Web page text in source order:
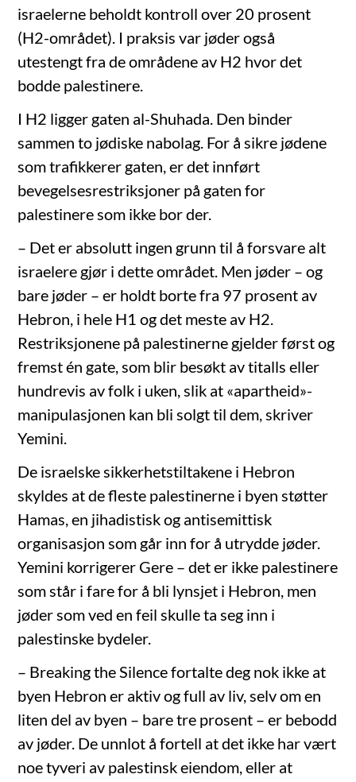
israelerne beholdt kontroll over 20 prosent
(H2-området). I praksis var jøder også
utestengt fra de områdene av H2 hvor det
bodde palestinere.
I H2 ligger gaten al-Shuhada. Den binder
sammen to jødiske nabolag. For å sikre jødene
som trafikkerer gaten, er det innført
bevegelsesrestriksjoner på gaten for
palestinere som ikke bor der.
– Det er absolutt ingen grunn til å forsvare alt
israelere gjør i dette området. Men jøder – og
bare jøder – er holdt borte fra 97 prosent av
Hebron, i hele H1 og det meste av H2.
Restriksjonene på palestinerne gjelder først og
fremst én gate, som blir besøkt av titalls eller
hundrevis av folk i uken, slik at «apartheid»-
manipulasjonen kan bli solgt til dem, skriver
Yemini.
De israelske sikkerhetstiltakene i Hebron
skyldes at de fleste palestinerne i byen støtter
Hamas, en jihadistisk og antisemittisk
organisasjon som går inn for å utrydde jøder.
Yemini korrigerer Gere – det er ikke palestinere
som står i fare for å bli lynsjet i Hebron, men
jøder som ved en feil skulle ta seg inn i
palestinske bydeler.
– Breaking the Silence fortalte deg nok ikke at
byen Hebron er aktiv og full av liv, selv om en
liten del av byen – bare tre prosent – er bebodd
av jøder. De unnlot å fortell at det ikke har vært
noe tyveri av palestinsk eiendom, eller at